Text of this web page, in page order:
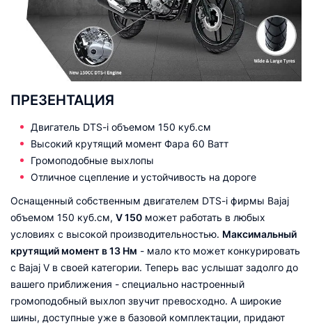
ПРЕЗЕНТАЦИЯ
Двигатель DTS-i объемом 150 куб.см
Высокий крутящий момент Фара 60 Ватт
Громоподобные выхлопы
Отличное сцепление и устойчивость на дороге
Оснащенный собственным двигателем DTS-i фирмы Bajaj
объемом 150 куб.см, V 150 может работать в любых
условиях с высокой производительностью. Максимальный
крутящий момент в 13 Нм - мало кто может конкурировать
с Bajaj V в своей категории. Теперь вас услышат задолго до
вашего приближения - специально настроенный
громоподобный выхлоп звучит превосходно. А широкие
шины, доступные уже в базовой комплектации, придают